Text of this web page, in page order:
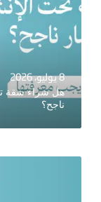
8 يوليو، 2026
هل شراء شقة
ناجح؟